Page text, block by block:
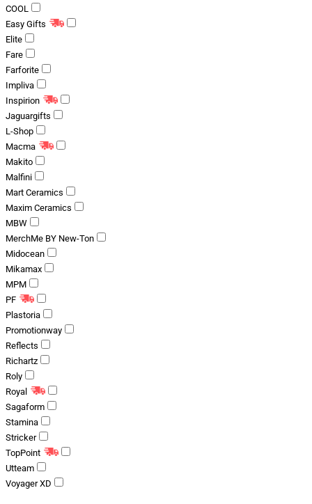
COOL
Easy Gifts
Elite
Fare
Farforite
Impliva
Inspirion
Jaguargifts
L-Shop
Macma
Makito
Malfini
Mart Ceramics
Maxim Ceramics
MBW
MerchMe BY New-Ton
Midocean
Mikamax
MPM
PF
Plastoria
Promotionway
Reflects
Richartz
Roly
Royal
Sagaform
Stamina
Stricker
TopPoint
Utteam
Voyager XD